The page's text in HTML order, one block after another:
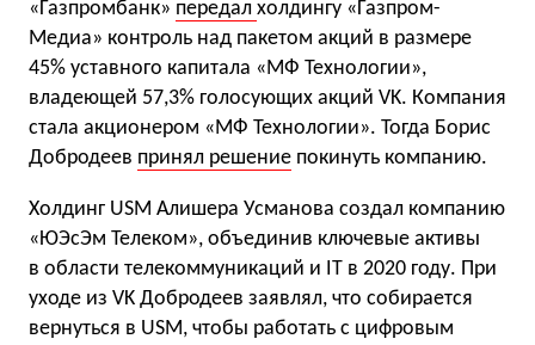
«Газпромбанк» передал холдингу «Газпром-
Медиа» контроль над пакетом акций в размере
45% уставного капитала «МФ Технологии»,
владеющей 57,3% голосующих акций VK. Компания
стала акционером «МФ Технологии». Тогда Борис
Добродеев принял решение покинуть компанию.
Холдинг USM Алишера Усманова создал компанию
«ЮЭсЭм Телеком», объединив ключевые активы
в области телекоммуникаций и IT в 2020 году. При
уходе из VK Добродеев заявлял, что собирается
вернуться в USM, чтобы работать с цифровым